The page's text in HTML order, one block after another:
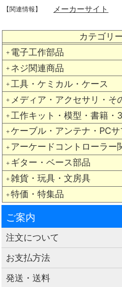
カテゴリ
＋ 電子工作部品
＋ ネジ関連商品
＋ 工具・ケミカル・ケース
＋ メディア・アクセサリ・そ
＋ 工作キット・模型・書籍・
＋ ケーブル・アンテナ・PCサ
＋ アーケードコントローラー
＋ ギター・ベース部品
＋ 雑貨・玩具・文房具
＋ 特価・特集品
【関連情報】 メーカーサイト
ご案内
注文について
お支払方法
発送・送料